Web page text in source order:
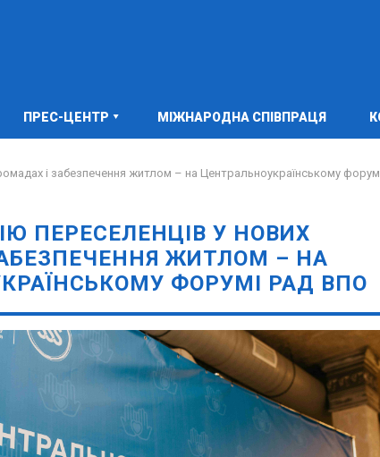
ПРЕС-ЦЕНТР МІЖНАРОДНА СПІВПРАЦЯ
і забезпечення житлом – на Центральноукраїнському
ПЕРЕСЕЛЕНЦІВ У НОВИХ
ЖИТЛОМ – НА
ФОРУМІ РАД ВПО